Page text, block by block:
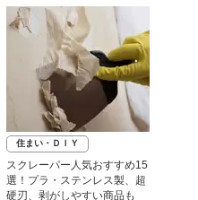
住まい・ＤＩＹ
スクレーパー人気おすすめ15
選！プラ・ステンレス製、超
硬刃、剥がしやすい商品も